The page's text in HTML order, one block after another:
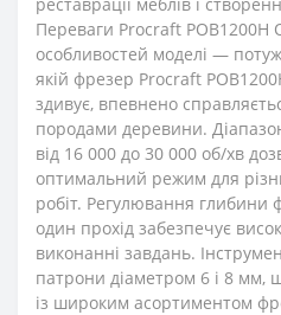
Переваги Procraft POB1200H
особливостей моделі —
якій фрезер Procraft
здивує, впевнено
породами деревини.
від 16 000 до 30 000 об/хв
оптимальний режим для
робіт. Регулювання глибини
один прохід забезпечує
виконанні завдань.
патрони діаметром 6 і 8 мм,
із широким асортиментом